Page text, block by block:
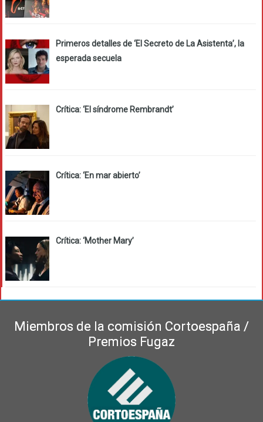
Primeros detalles de ‘El Secreto de La Asistenta’, la
esperada secuela
Crítica: ‘El síndrome Rembrandt’
Crítica: ‘En mar abierto’
Crítica: ‘Mother Mary’
Miembros de la comisión Cortoespaña /
Premios Fugaz